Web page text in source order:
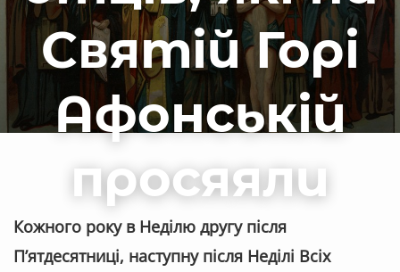
Святій Горі
Афонській
просяяли
Кожного року в Неділю другу після
П’ятдесятниці, наступну після Неділі Всіх